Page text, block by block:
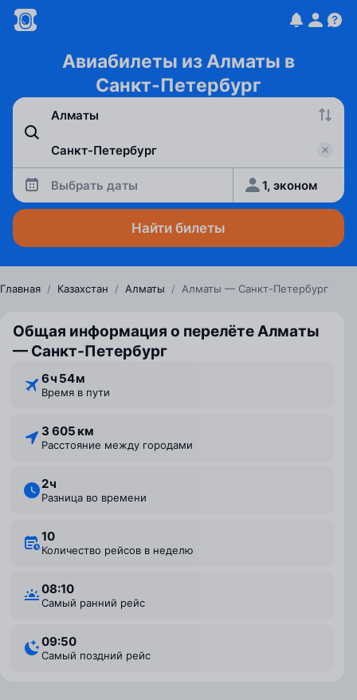
Авиабилеты из Алматы в
Санкт-Петербург
Выбрать даты 1, эконом
Найти билеты
Главная / Казахстан / Алматы / Алматы — Санкт-Петербург
Общая информация о перелёте Алматы
— Санкт‑Петербург
6 ⁠ч 54 ⁠м
Время в пути
3 605 км
Расстояние между городами
2 ⁠ч
Разница во времени
10
Количество рейсов в неделю
08:10
Самый ранний рейс
09:50
Самый поздний рейс